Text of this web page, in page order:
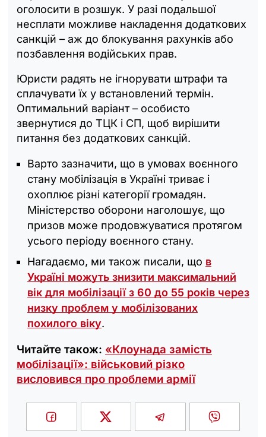
оголосити в розшук. У разі подальшої
несплати можливе накладення додаткових
санкцій – аж до блокування рахунків або
позбавлення водійських прав.
Юристи радять не ігнорувати штрафи та
сплачувати їх у встановлений термін.
Оптимальний варіант – особисто
звернутися до ТЦК і СП, щоб вирішити
питання без додаткових санкцій.
Варто зазначити, що в умовах воєнного
стану мобілізація в Україні триває і
охоплює різні категорії громадян.
Міністерство оборони наголошує, що
призов може продовжуватися протягом
усього періоду воєнного стану.
Нагадаємо, ми також писали, що в
Україні можуть знизити максимальний
вік для мобілізації з 60 до 55 років через
низку проблем у мобілізованих
похилого віку.
Читайте також: «Клоунада замість
мобілізації»: військовий різко
висловився про проблеми армії